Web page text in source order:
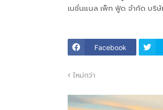
เนชั่นแนล เพ็ท ฟู้ด จำกัด บริ
Facebook
ใหม่กว่า